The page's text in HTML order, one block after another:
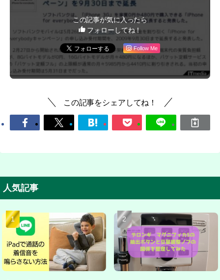
この記事が気に入ったら
フォローしてね！
Follow Me
この記事をシェアしてね！
人気記事